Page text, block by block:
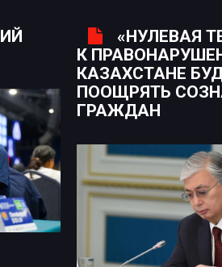
«НУЛЕВАЯ
К
КАЗАХСТАНЕ
ПООЩРЯТЬ
ГРАЖДАН